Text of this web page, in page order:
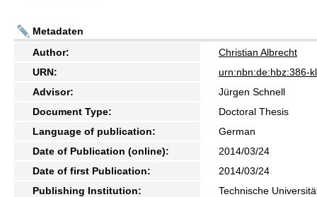
Metadaten
Author:
Christian Albrecht
URN:
urn:nbn:de:hbz:386-
Advisor:
Jürgen Schnell
Document Type:
Doctoral Thesis
Language of publication:
German
Date of Publication (online):
2014/03/24
Date of first Publication:
2014/03/24
Publishing Institution:
Technische